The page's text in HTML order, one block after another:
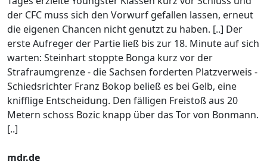
der CFC muss sich den Vorwurf gefallen lassen, erneut
die eigenen Chancen nicht genutzt zu haben. [..] Der
erste Aufreger der Partie ließ bis zur 18. Minute auf sich
warten: Steinhart stoppte Bonga kurz vor der
Strafraumgrenze - die Sachsen forderten Platzverweis -
Schiedsrichter Franz Bokop beließ es bei Gelb, eine
knifflige Entscheidung. Den fälligen Freistoß aus 20
Metern schoss Bozic knapp über das Tor von Bonmann.
[..]
mdr.de